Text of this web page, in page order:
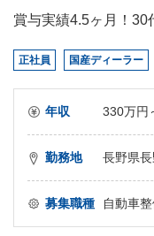
賞与実績4.5ヶ月！30
正社員 国産ディーラー
年収 330万円
勤務地 長野県
募集職種 自動車